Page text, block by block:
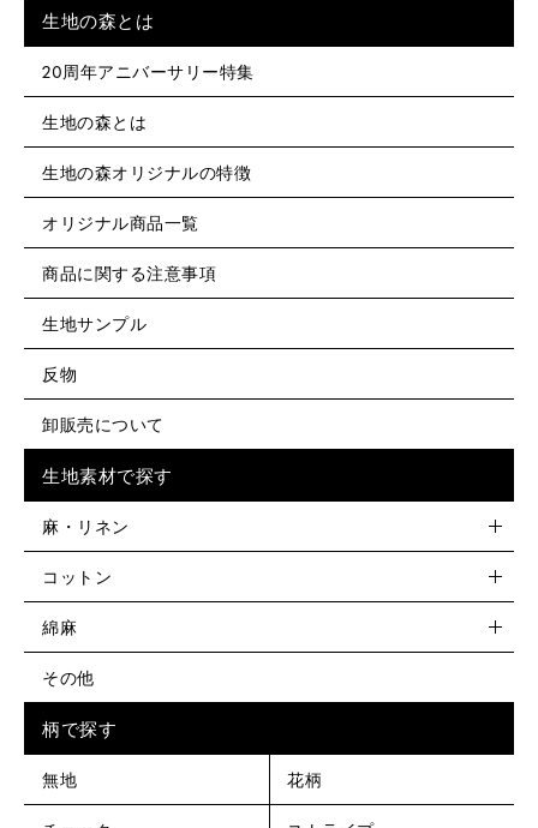
生地の森とは
20周年アニバーサリー特集
生地の森とは
生地の森オリジナルの特徴
オリジナル商品一覧
商品に関する注意事項
生地サンプル
反物
卸販売について
生地素材で探す
麻・リネン
コットン
綿麻
その他
柄で探す
無地 花柄